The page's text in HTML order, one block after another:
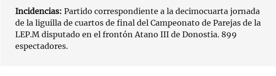
Incidencias: Partido correspondiente a la decimocuarta jornada
de la liguilla de cuartos de final del Campeonato de Parejas de la
LEP.M disputado en el frontón Atano III de Donostia. 899
espectadores.